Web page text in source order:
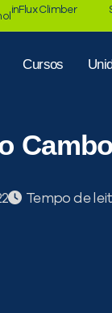
inFlux Climber
Cursos
Tempo de